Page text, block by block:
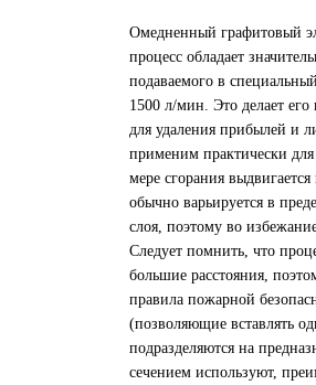
Омедненный графитовый
процесс обладает
подаваемого в
1500 л/мин. Это делает
для удаления прибылей и
применим практически
мере сгорания
обычно варьируется в
слоя, поэтому во
Следует помнить, что
большие расстояния,
правила пожарной
(позволяющие вставлять
подразделяются на
сечением используют,